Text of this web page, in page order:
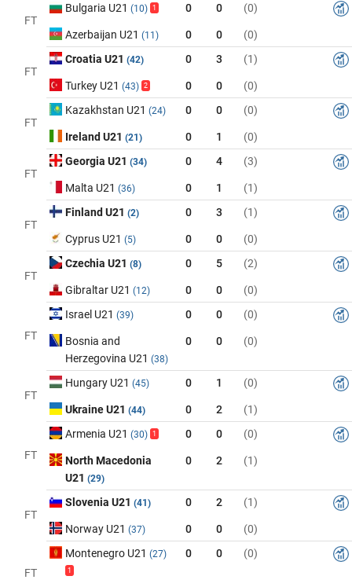
FT
Bulgaria U21 (10) 1 0 0 (0)
Azerbaijan U21 (11) 0 0 (0)
FT
Croatia U21 (42) 0 3 (1)
Turkey U21 (43) 2 0 0 (0)
FT
Kazakhstan U21 (24) 0 0 (0)
Ireland U21 (21) 0 1 (0)
FT
Georgia U21 (34) 0 4 (3)
Malta U21 (36) 0 1 (1)
FT
Finland U21 (2) 0 3 (1)
Cyprus U21 (5) 0 0 (0)
FT
Czechia U21 (8) 0 5 (2)
Gibraltar U21 (12) 0 0 (0)
FT
Israel U21 (39) 0 0 (0)
Bosnia and
Herzegovina U21 (38)
0 0 (0)
FT
Hungary U21 (45) 0 1 (0)
Ukraine U21 (44) 0 2 (1)
FT
Armenia U21 (30) 1 0 0 (0)
North Macedonia
U21 (29)
0 2 (1)
FT
Slovenia U21 (41) 0 2 (1)
Norway U21 (37) 0 0 (0)
FT
Montenegro U21 (27)
1
0 0 (0)